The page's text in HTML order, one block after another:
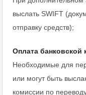
выслать SWIFT
отправку средств);
Оплата банковской
Необходимые для
или могут быть
комиссии по